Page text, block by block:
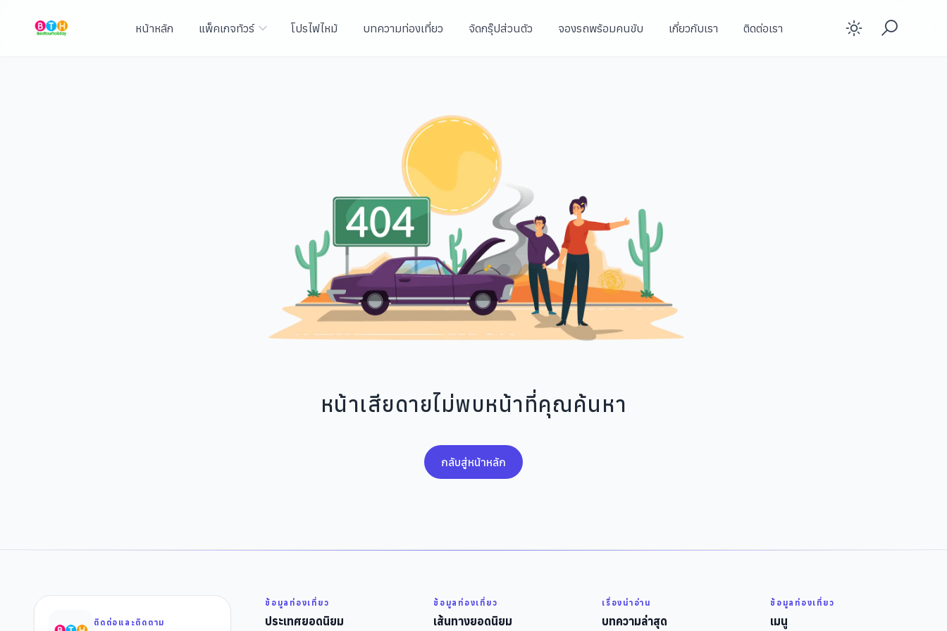
หน้าหลัก แพ็คเกจทัวร์ โปรไฟไหม้ บทความท่องเที่ยว จัดกรุ๊ปส่วนตัว จองรถพร้อมคนขับ เกี่ยวกับเรา ติดต่อเรา Enable
หน้าเสียดายไม่พบหน้าที่คุณค้นหา
กลับสู่หน้าหลัก
ติดต่อและติดตาม
ข้อมูลท่องเที่ยว
ประเทศยอดนิยม
ข้อมูลท่องเที่ยว
เส้นทางยอดนิยม
เรื่องน่าอ่าน
บทความล่าสุด
ข้อมูลท่องเที่ยว
เมนู